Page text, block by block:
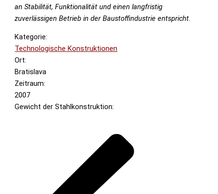
an Stabilität, Funktionalität und einen langfristig
zuverlässigen Betrieb in der Baustoffindustrie entspricht.
Kategorie:
Technologische Konstruktionen
Ort:
Bratislava
Zeitraum:
2007
Gewicht der Stahlkonstruktion: